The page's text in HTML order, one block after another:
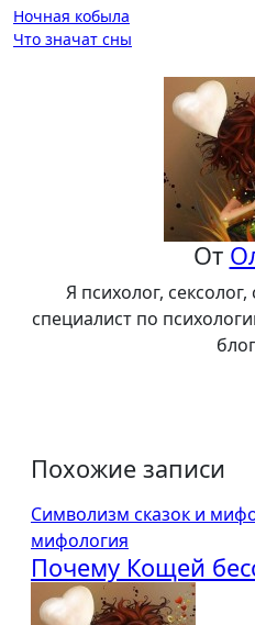
Навигация
по
Ночная кобыла
Что значат сны
От
Я психолог,
специалист по
Похожие записи
Символизм сказок и
мифология
Почему Кощей